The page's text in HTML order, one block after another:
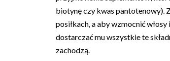
biotynę czy kwas pantotenowy).
posiłkach, a aby wzmocnić
dostarczać mu wszystkie te
zachodzą.